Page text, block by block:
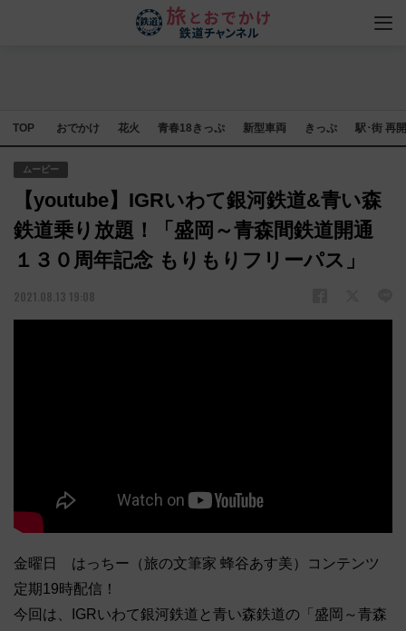
TOP おでかけ 花火 青春18きっぷ 新型車両 きっぷ 駅･街 再
ムービー
【youtube】IGRいわて銀河鉄道&青い森
鉄道乗り放題！「盛岡～青森間鉄道開通
１３０周年記念 もりもりフリーパス」
2021.08.13 19:08
金曜日 はっちー（旅の文筆家 蜂谷あす美）コンテンツ
定期19時配信！
今回は、IGRいわて銀河鉄道と青い森鉄道の「盛岡～青森